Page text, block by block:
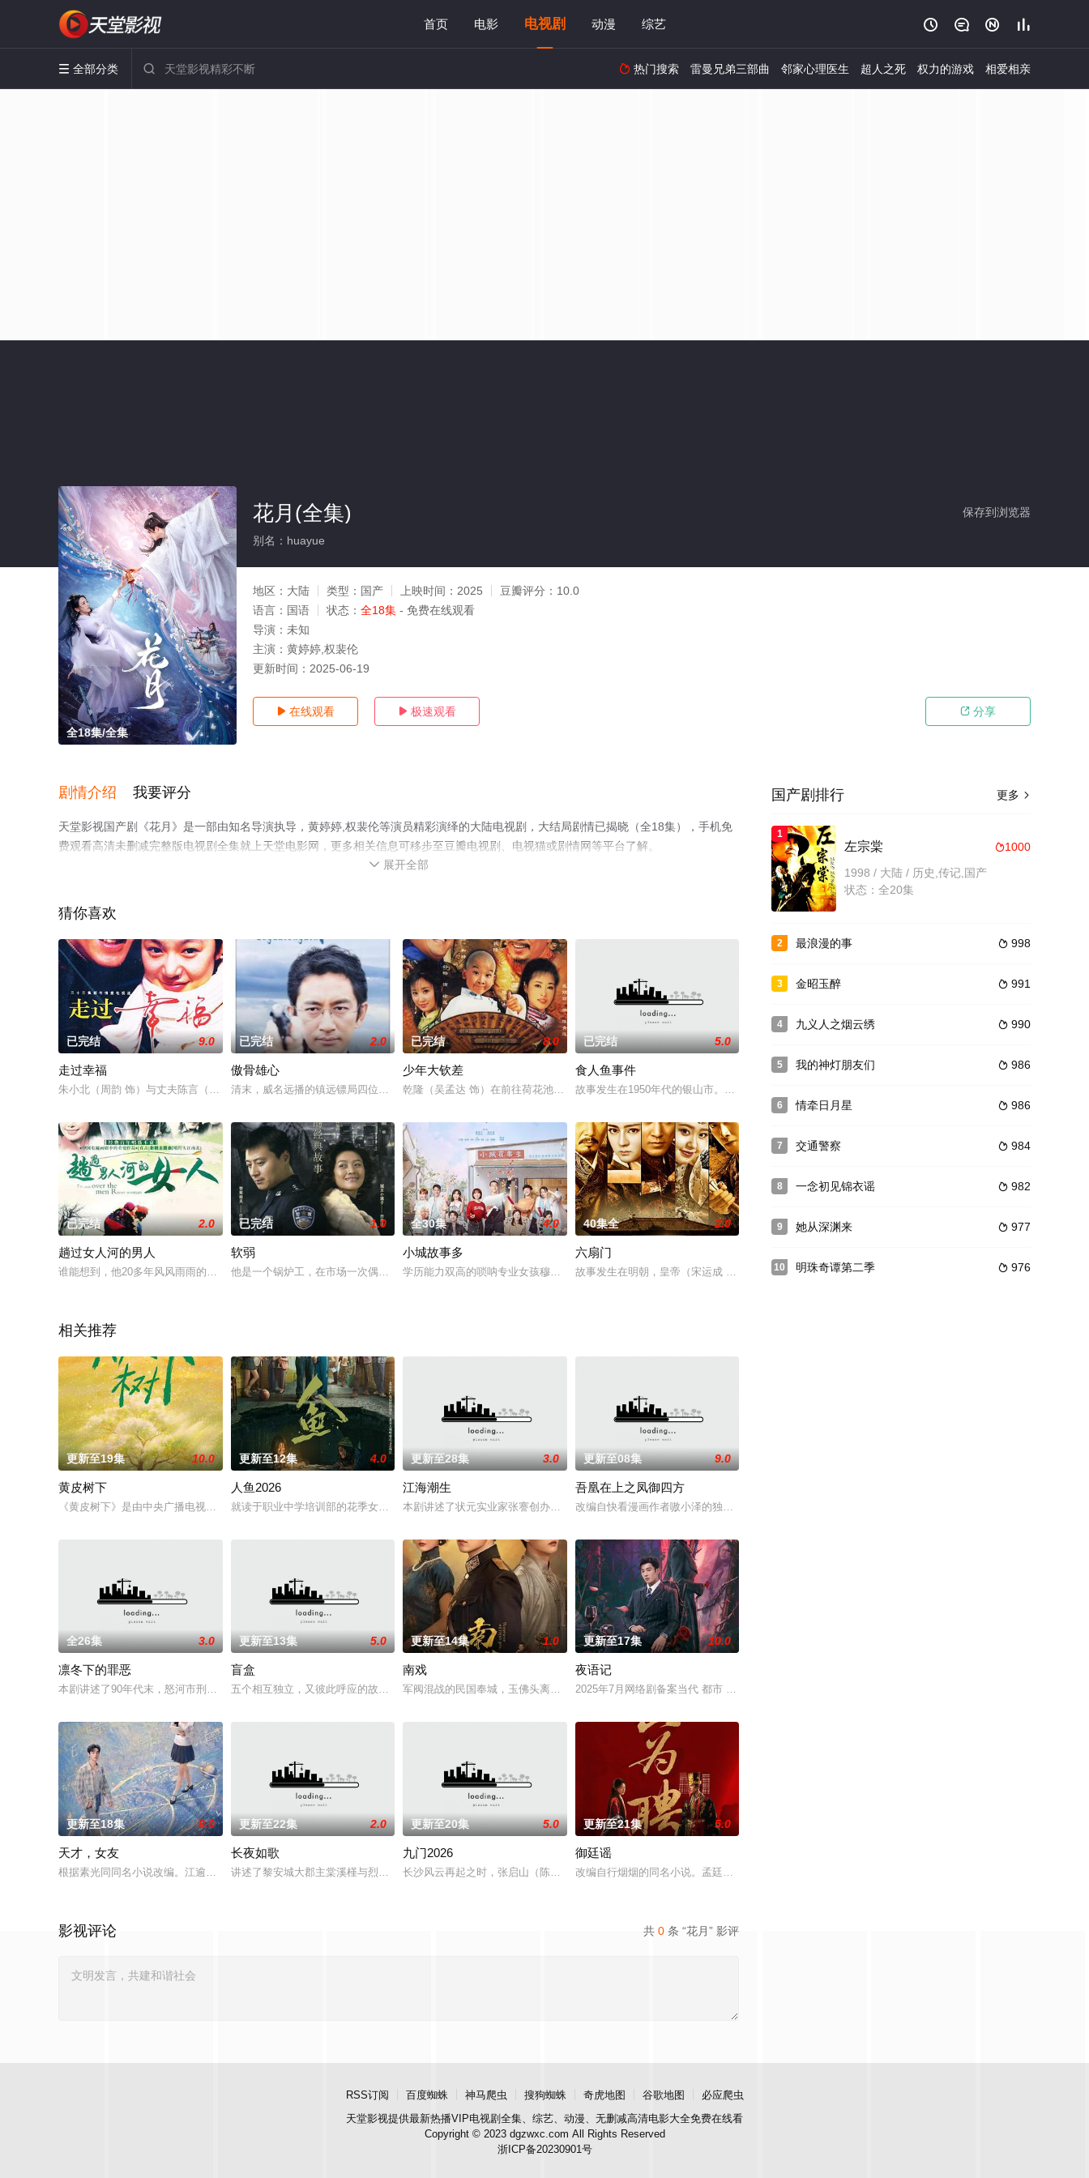
首页 电影 电视剧 动漫 综艺    
 全部分类   热门搜索 雷曼兄弟三部曲 邻家心理医生 超人之死 权力的游戏 相爱相亲
全18集/全集
保存到浏览器
花月(全集)
别名：huayue
地区： 大陆 类型： 国产 上映时间： 2025 豆瓣评分： 10.0
语言： 国语 状态： 全18集 - 免费在线观看
导演： 未知
主演： 黄婷婷,权裴伦
更新时间： 2025-06-19
 在线观看  极速观看  分享
剧情介绍 我要评分
天堂影视国产剧《花月》是一部由知名导演执导，黄婷婷,权裴伦等演员精彩演绎的大陆电视剧，大结局剧情已揭晓（全18集），手机免
费观看高清未删减完整版电视剧全集就上天堂电影网，更多相关信息可移步至豆瓣电视剧、电视猫或剧情网等平台了解。
 展开全部
猜你喜欢
已完结 9.0
走过幸福
朱小北（周韵 饰）与丈夫陈言（孙红雷 饰）结婚三年了，她越来越感觉彼此间少了往日的激情。摄影家果青（丁志诚 饰）因被妻子误解而离婚，下场
已完结 2.0
傲骨雄心
清末，威名远播的镇远镖局四位镖头接到一神秘托镖人的委托押送五千两黄金。然而，托镖人离开镖局后便遇袭重伤，临死交代若五十年后，黄金无人认领
已完结 8.0
少年大钦差
乾隆（吴孟达 饰）在前往荷花池的途中遭到了刺客徐莲（舒畅 饰）的行刺，在激烈的打斗之中，乾隆遗失了极为重要的乾坤扇。陈文杰（叮当 饰）
已完结 5.0
食人鱼事件
故事发生在1950年代的银山市。水库发生的一系列杀人案引起当地警方高度重视，侦察员沈鸥（陈数 饰）赶
已完结 2.0
趟过女人河的男人
谁能想到，他20多年风风雨雨的岁月里，先后经遇过六个女子。她们给过他大喜，也让他大悲；命运之神教他们一个个前前后后牵着他，拽着他从年轻走
已完结 1.0
软弱
他是一个锅炉工，在市场一次偶然的遭遇，让他当了警察，开始抓小偷。他的豪言壮语只是“打死也不能管小偷叫爷”。为了抓贼，他苦练一门绝技。在茫
全30集 4.0
小城故事多
学历能力双高的唢呐专业女孩穆笛因病回家疗养，遇到了聪明能干的策划公司老板白浪，由于意外两人不得不一起经营策划公司。在经营的过程中
40集全 2.0
六扇门
故事发生在明朝，皇帝（宋运成 饰）病重昏迷，皇位悬而未决，此事搅得朝中人心惶惶。在这个节骨眼上，
相关推荐
更新至19集 10.0
黄皮树下
《黄皮树下》是由中央广播电视总台农业农村节目中心联合中共郁南县委、郁南县人民政府共同拍摄的20集乡村振兴主题剧集。该剧聚焦都市青年返乡主
更新至12集 4.0
人鱼2026
就读于职业中学培训部的花季女生苏琳（黄杨钿甜 饰），虽自小被父母忽视，在艰苦环境中长大，但她始终刻苦学习，憧憬未来。为此，苏琳苦练口语并
更新至28集 3.0
江海潮生
本剧讲述了状元实业家张謇创办大生企业，实业报国的故事。甲午战争后，国家蒙羞，张謇虽高中状元，却渴望寻求强国之路。他毅然弃政从商，
更新至08集 9.0
吾凰在上之凤御四方
改编自快看漫画作者嗷小泽的独家连载漫画《吾凰在上》。现代少女奚圆（姜贞羽 饰）因意外踏入玄机界，
全26集 3.0
凛冬下的罪恶
本剧讲述了90年代末，怒河市刑侦支队在无普及监控、无DNA鉴定技术的支持下，通过摸排、勘查等传统刑侦手段，接连破获数起重案要案的艰难过程
更新至13集 5.0
盲盒
五个相互独立，又彼此呼应的故事——用一场精心策划的“夏令营”完成复仇的受害者；临终前与遗憾和解的“无用之人”；共享同一具躯体的人格“刮刮
更新至14集 1.0
南戏
军阀混战的民国奉城，玉佛头离奇失窃，戏班主横尸戏台，将冷血少帅许又安与昆曲名伶荣筱楠推向不死不休的对立绝境。而他们不知，对方正是
更新至17集 10.0
夜语记
2025年7月网络剧备案当代 都市 海南越酷文化传媒有限公司
更新至18集 8.0
天才，女友
根据素光同同名小说改编。江逾白长大以后，林知夏忽然对他说：“江逾白，我喜欢你，哲学和生物学意义上的喜欢。”那个夜晚，他脸颊微热，还听见自
更新至22集 2.0
长夜如歌
讲述了黎安城大郡主棠溪槿与烈云峥之间曲折动人的情感，以及他们在复杂局势中坚守初心、勇敢面对困难的爱情故事。通过剧中主人公在成长的道路上，
更新至20集 5.0
九门2026
长沙风云再起之时，张启山（陈伟霆 饰）与吴老狗（曾舜晞 饰）强强联手，携手霍仙姑（陈瑶 饰）与九门诸人共赴冒险奇局。一桩401部队的神秘
更新至21集 5.0
御廷谣
改编自行烟烟的同名小说。孟廷辉，大平王朝有史以来个以女子进士科三元及第入翰林院的奇女子。十年前的
共 0 条 “花月” 影评
影视评论
更多 
国产剧排行
1
1000
左宗棠
1998 / 大陆 / 历史,传记,国产
状态：全20集
2  998
最浪漫的事
3  991
金昭玉醉
4  990
九义人之烟云绣
5  986
我的神灯朋友们
6  986
情牵日月星
7  984
交通警察
8  982
一念初见锦衣谣
9  977
她从深渊来
10  976
明珠奇谭第二季
RSS订阅 百度蜘蛛 神马爬虫 搜狗蜘蛛 奇虎地图 谷歌地图
必应爬虫
天堂影视提供最新热播VIP电视剧全集、综艺、动漫、无删减高清电影大全免费在线看
Copyright © 2023 dgzwxc.com All Rights Reserved
浙ICP备20230901号